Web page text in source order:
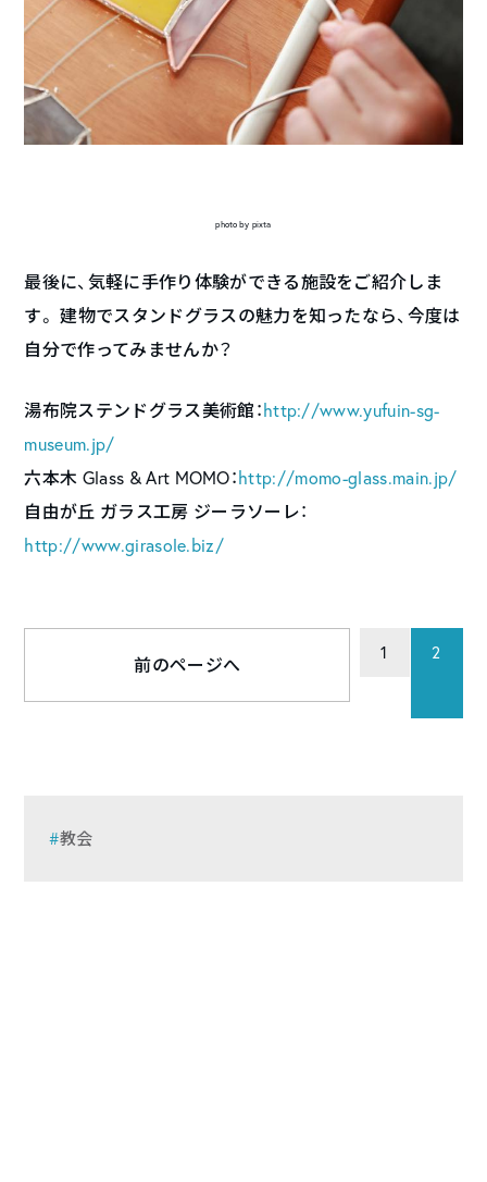
photo by pixta
最後に、気軽に手作り体験ができる施設をご紹介しま
す。 建物でスタンドグラスの魅力を知ったなら、今度は
自分で作ってみませんか？
湯布院ステンドグラス美術館： http://www.yufuin-sg-
museum.jp/
六本木 Glass & Art MOMO： http://momo-glass.main.jp/
自由が丘 ガラス工房 ジーラソーレ：
http://www.girasole.biz/
前のページへ
1 2
教会